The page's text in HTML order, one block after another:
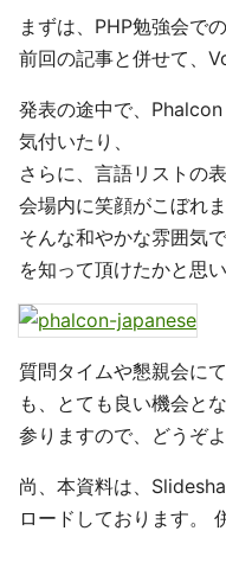
まずは、PHP勉強会で
前回の記事と併せて、
発表の途中で、
気付いたり、
さらに、言語リストの
会場内に笑顔がこぼれま
そんな和やかな雰囲気
を知って頂けたかと思い
質問タイムや懇親会に
も、とても良い機会と
参りますので、どうぞ
尚、本資料は、
ロードしております。